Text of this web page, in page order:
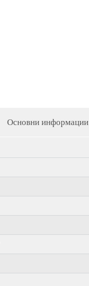
Основни информации